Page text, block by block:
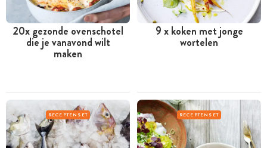
20x gezonde ovenschotel
die je vanavond wilt
maken
9 x koken met jonge
wortelen
RECEPTENSET RECEPTENSET